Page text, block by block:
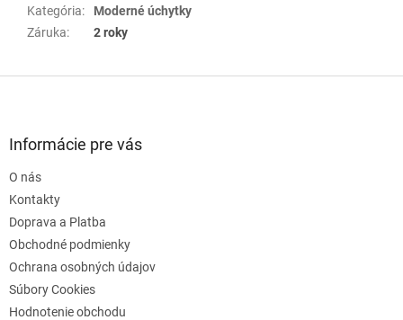
Kategória:
Moderné úchytky
Záruka: 2 roky
Informácie pre vás
O nás
Kontakty
Doprava a Platba
Obchodné podmienky
Ochrana osobných údajov
Súbory Cookies
Hodnotenie obchodu